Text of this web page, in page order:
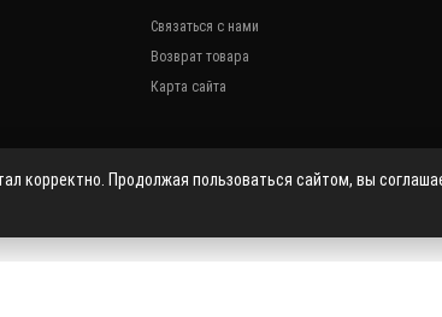
Связаться с нами
Возврат товара
Карта сайта
корректно. Продолжая пользоваться сайтом, вы